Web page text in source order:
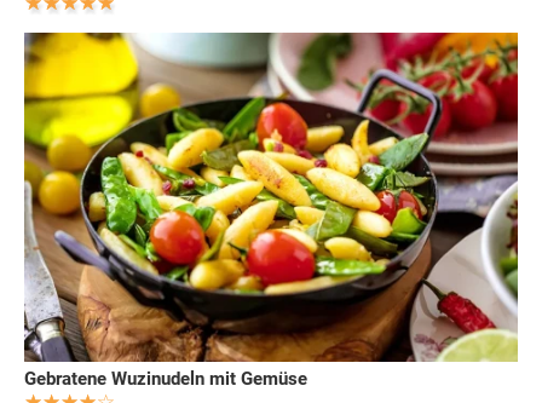
Gebratene Wuzinudeln mit Gemüse